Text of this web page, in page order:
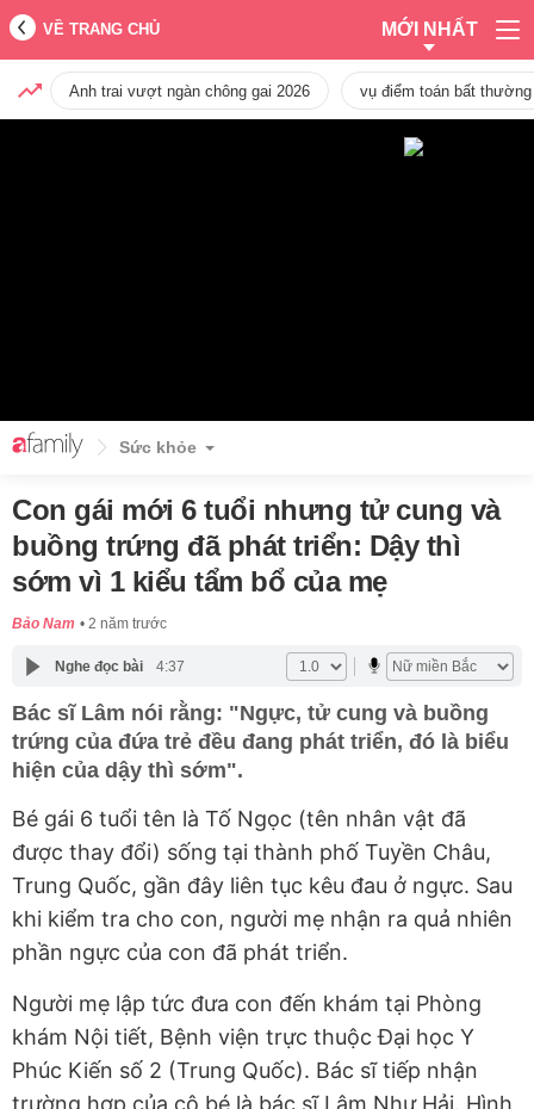
VỀ TRANG CHỦ MỚI NHẤT
Anh trai vượt ngàn chông gai 2026 vụ điểm toán bất
Sức khỏe
Con gái mới 6 tuổi nhưng tử cung và
buồng trứng đã phát triển: Dậy thì
sớm vì 1 kiểu tẩm bổ của mẹ
Bảo Nam 2 năm trước
Nghe đọc bài 4:37
Bác sĩ Lâm nói rằng: "Ngực, tử cung và buồng
trứng của đứa trẻ đều đang phát triển, đó là biểu
hiện của dậy thì sớm".
Bé gái 6 tuổi tên là Tố Ngọc (tên nhân vật đã
được thay đổi) sống tại thành phố Tuyền Châu,
Trung Quốc, gần đây liên tục kêu đau ở ngực. Sau
khi kiểm tra cho con, người mẹ nhận ra quả nhiên
phần ngực của con đã phát triển.
Người mẹ lập tức đưa con đến khám tại Phòng
khám Nội tiết, Bệnh viện trực thuộc Đại học Y
Phúc Kiến số 2 (Trung Quốc). Bác sĩ tiếp nhận
trường hợp của cô bé là bác sĩ Lâm Như Hải. Hình